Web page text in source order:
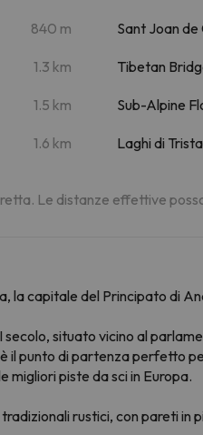
840 m
1.3 km
1.5 km
1.6 km
Sant Joan de
Tibetan
Sub-Alpine
Laghi di
Le distanze effettive
la capitale del Principato di
situato vicino al
il punto di partenza perfetto
piste da sci in Europa.
rustici, con pareti